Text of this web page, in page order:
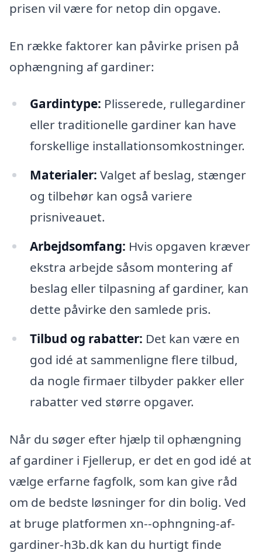
prisen vil være for netop din opgave.
En række faktorer kan påvirke prisen på
ophængning af gardiner:
Gardintype: Plisserede, rullegardiner
eller traditionelle gardiner kan have
forskellige installationsomkostninger.
Materialer: Valget af beslag, stænger
og tilbehør kan også variere
prisniveauet.
Arbejdsomfang: Hvis opgaven kræver
ekstra arbejde såsom montering af
beslag eller tilpasning af gardiner, kan
dette påvirke den samlede pris.
Tilbud og rabatter: Det kan være en
god idé at sammenligne flere tilbud,
da nogle firmaer tilbyder pakker eller
rabatter ved større opgaver.
Når du søger efter hjælp til ophængning
af gardiner i Fjellerup, er det en god idé at
vælge erfarne fagfolk, som kan give råd
om de bedste løsninger for din bolig. Ved
at bruge platformen xn--ophngning-af-
gardiner-h3b.dk kan du hurtigt finde